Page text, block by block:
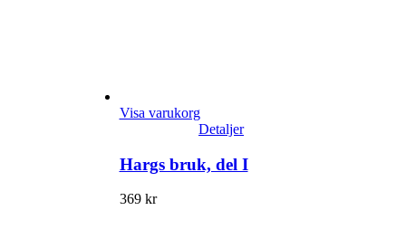
Visa varukorg
Detaljer
Hargs bruk, del I
369 kr